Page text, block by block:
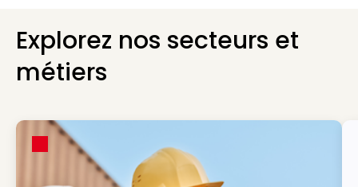
Explorez nos secteurs et
métiers